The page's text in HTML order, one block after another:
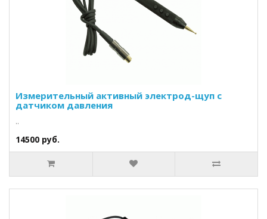
Измерительный активный электрод-щуп с
датчиком давления
..
14500 руб.